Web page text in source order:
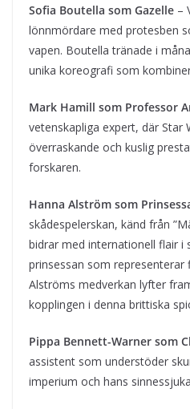
Sofia Boutella som Gazelle –
lönnmördare med protesben
vapen. Boutella tränade i
unika koreografi som
Mark Hamill som Professor
vetenskapliga expert, där Star
överraskande och kuslig
forskaren.
Hanna Alström som
skådespelerskan, känd från
bidrar med internationell flair i
prinsessan som representerar
Alströms medverkan lyfter
kopplingen i denna brittiska
Pippa Bennett-Warner som
assistent som understöder
imperium och hans